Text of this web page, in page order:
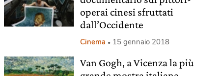
operai cinesi sfruttati
dall’Occidente
Cinema 15 gennaio 2018
Van Gogh, a Vicenza la più